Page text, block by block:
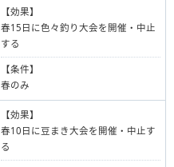
【効果】
春15日に色々釣り大会を開催・中止
する
【条件】
春のみ
【効果】
春10日に豆まき大会を開催・中止す
る